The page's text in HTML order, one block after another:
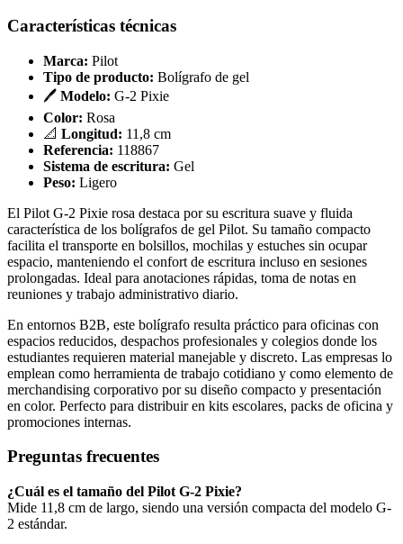
Características técnicas
Marca: Pilot
Tipo de producto: Bolígrafo de gel
🖊️ Modelo: G-2 Pixie
Color: Rosa
📐 Longitud: 11,8 cm
Referencia: 118867
Sistema de escritura: Gel
Peso: Ligero
El Pilot G-2 Pixie rosa destaca por su escritura suave y fluida
característica de los bolígrafos de gel Pilot. Su tamaño compacto
facilita el transporte en bolsillos, mochilas y estuches sin ocupar
espacio, manteniendo el confort de escritura incluso en sesiones
prolongadas. Ideal para anotaciones rápidas, toma de notas en
reuniones y trabajo administrativo diario.
En entornos B2B, este bolígrafo resulta práctico para oficinas con
espacios reducidos, despachos profesionales y colegios donde los
estudiantes requieren material manejable y discreto. Las empresas lo
emplean como herramienta de trabajo cotidiano y como elemento de
merchandising corporativo por su diseño compacto y presentación
en color. Perfecto para distribuir en kits escolares, packs de oficina y
promociones internas.
Preguntas frecuentes
¿Cuál es el tamaño del Pilot G-2 Pixie?
Mide 11,8 cm de largo, siendo una versión compacta del modelo G-
2 estándar.